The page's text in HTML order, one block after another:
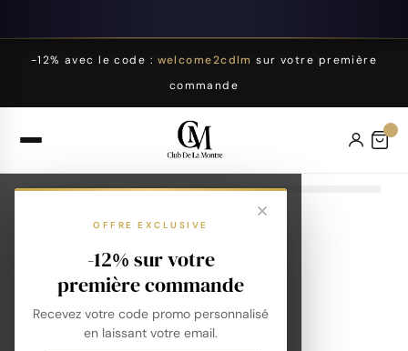
-12% avec le code : welcome2cdlm sur votre première
commande
OFFRE EXCLUSIVE
-12% sur votre
première commande
Recevez votre code promo personnalisé
en laissant votre email.